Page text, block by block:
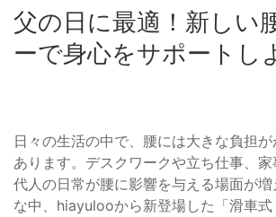
父の日に最適！新しい
ーで身心をサポートし
日々の生活の中で、腰には大きな負担が
あります。デスクワークや立ち仕事、
代人の日常が腰に影響を与える場面が
な中、hiayulooから新登場した「滑車式